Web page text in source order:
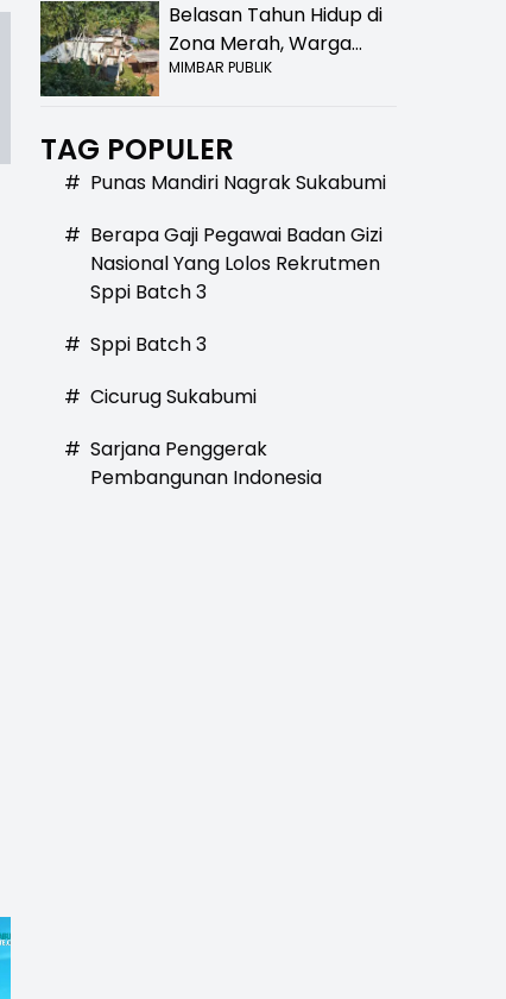
Belasan Tahun Hidup di
Zona Merah, Warga
Kampung Nangewer
Relokasi
MIMBAR PUBLIK
TAG POPULER
# Punas Mandiri Nagrak Sukabumi
# Berapa Gaji Pegawai Badan Gizi
Nasional Yang Lolos Rekrutmen
Sppi Batch 3
# Sppi Batch 3
# Cicurug Sukabumi
# Sarjana Penggerak
Pembangunan Indonesia